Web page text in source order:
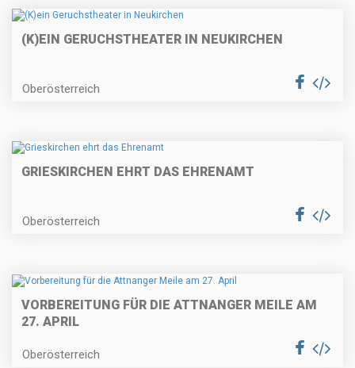
(K)EIN GERUCHSTHEATER IN NEUKIRCHEN
Oberösterreich
GRIESKIRCHEN EHRT DAS EHRENAMT
Oberösterreich
VORBEREITUNG FÜR DIE ATTNANGER MEILE AM
27. APRIL
Oberösterreich